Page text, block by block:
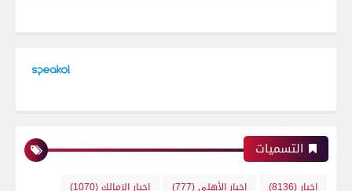
التسميات
اخبار(8136) اخبار الأهلي(777) اخبار الزمالك(1070)